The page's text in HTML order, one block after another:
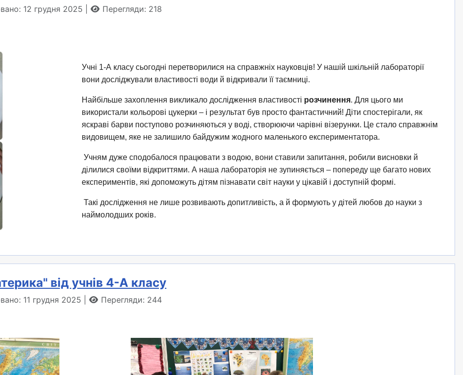
12 грудня 2025 Перегляди: 218
Учні 1-А класу сьогодні перетворилися на справжніх науковців! У нашій шкільній лабораторії
вони досліджували властивості води й відкривали її таємниці.
Найбільше захоплення викликало дослідження властивості розчинення. Для цього ми
використали кольорові цукерки – і результат був просто фантастичний! Діти спостерігали, як
яскраві барви поступово розчиняються у воді, створюючи чарівні візерунки. Це стало справжнім
видовищем, яке не залишило байдужим жодного маленького експериментатора.
Учням дуже сподобалося працювати з водою, вони ставили запитання, робили висновки й
ділилися своїми відкриттями. А наша лабораторія не зупиняється – попереду ще багато нових
експериментів, які допоможуть дітям пізнавати світ науки у цікавій і доступній формі.
Такі дослідження не лише розвивають допитливість, а й формують у дітей любов до науки з
наймолодших років.
від учнів 4-А класу
11 грудня 2025 Перегляди: 244